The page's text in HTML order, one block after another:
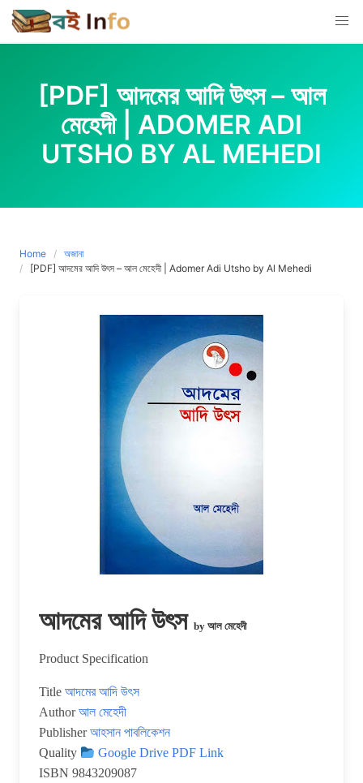
Skip
to
content
[PDF] আদমের আদি উৎস – আল
মেহেদী | ADOMER ADI
UTSHO BY AL MEHEDI
Home
অজানা
[PDF] আদমের আদি উৎস – আল মেহেদী | Adomer Adi Utsho by Al Mehedi
আদমের আদি উৎস by আল মেহেদী
Product Specification
Title আদমের আদি উৎস
Authorআল মেহেদী
Publisherআহসান পাবলিকেশন
Quality
Google Drive PDF Link
ISBN 9843209087